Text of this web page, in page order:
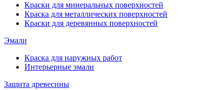
Краски для минеральных поверхностей
Краска для металлических поверхностей
Краски для деревянных поверхностей
Эмали
Краска для наружных работ
Интерьерные эмали
Защита древесины